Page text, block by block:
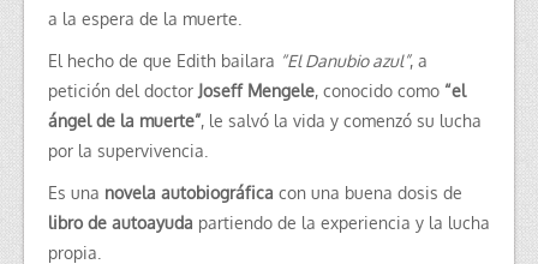
a la espera de la muerte.
El hecho de que Edith bailara “El Danubio azul”, a
petición del doctor Joseff Mengele, conocido como “el
ángel de la muerte”, le salvó la vida y comenzó su lucha
por la supervivencia.
Es una novela autobiográfica con una buena dosis de
libro de autoayuda partiendo de la experiencia y la lucha
propia.